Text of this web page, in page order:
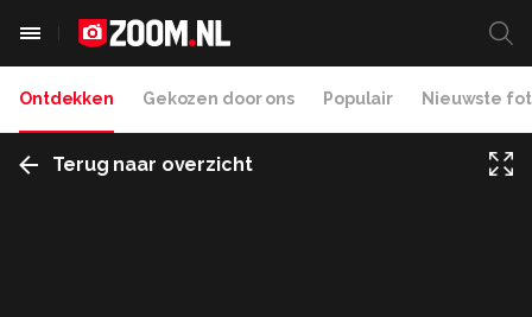
Ontdekken Gekozen door ons Populair Nieuwste
Terug naar overzicht